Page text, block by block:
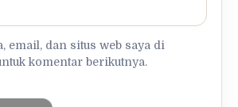
email, dan situs web saya di
komentar berikutnya.